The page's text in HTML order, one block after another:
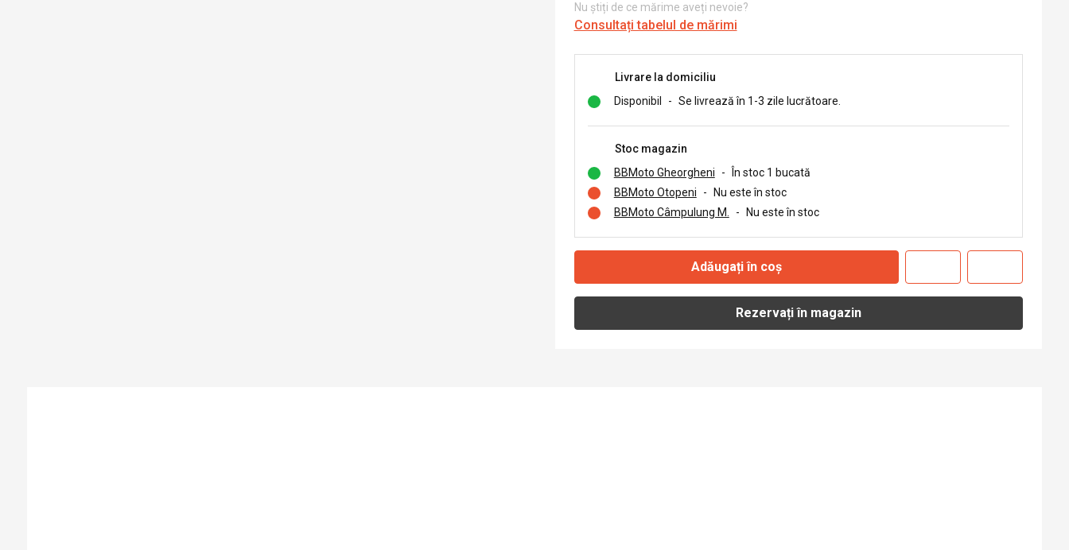
Nu știți de ce mărime aveți nevoie?
Consultați tabelul de mărimi
Livrare la domiciliu
Disponibil
- Se livrează în 1-3 zile lucrătoare.
Stoc magazin
BBMoto Gheorgheni
-
În stoc 1 bucată
BBMoto Otopeni
-
Nu este în stoc
BBMoto Câmpulung M.
- Nu este în stoc
Adăugați în coș
Rezervați în magazin